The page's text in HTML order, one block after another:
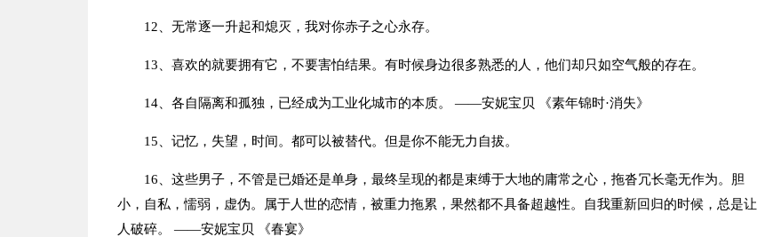
12、无常逐一升起和熄灭，我对你赤子之心永存。
13、喜欢的就要拥有它，不要害怕结果。有时候身边很多熟悉的人，他们却只如空气般的存在。
14、各自隔离和孤独，已经成为工业化城市的本质。 ——安妮宝贝 《素年锦时·消失》
15、记忆，失望，时间。都可以被替代。但是你不能无力自拔。
16、这些男子，不管是已婚还是单身，最终呈现的都是束缚于大地的庸常之心，拖沓冗长毫无作为。胆
小，自私，懦弱，虚伪。属于人世的恋情，被重力拖累，果然都不具备超越性。自我重新回归的时候，总是让
人破碎。 ——安妮宝贝 《春宴》